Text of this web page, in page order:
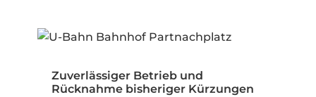
Zuverlässiger Betrieb und
Rücknahme bisheriger Kürzungen